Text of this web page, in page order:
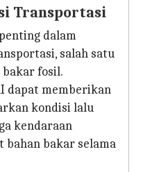
Transportasi
dalam
salah satu
fosil.
dapat memberikan
kondisi lalu
kendaraan
bahan bakar selama